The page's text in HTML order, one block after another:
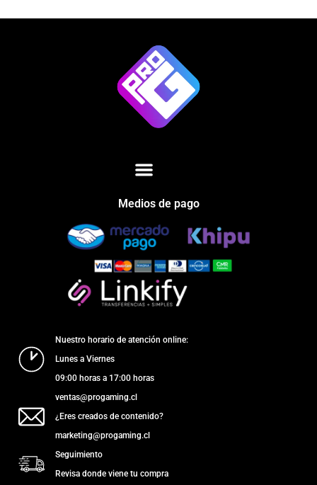
Medios de pago
Nuestro horario de atención online:
Lunes a Viernes
09:00 horas a 17:00 horas
ventas@progaming.cl
¿Eres creados de contenido?
marketing@progaming.cl
Seguimiento
Revisa donde viene tu compra